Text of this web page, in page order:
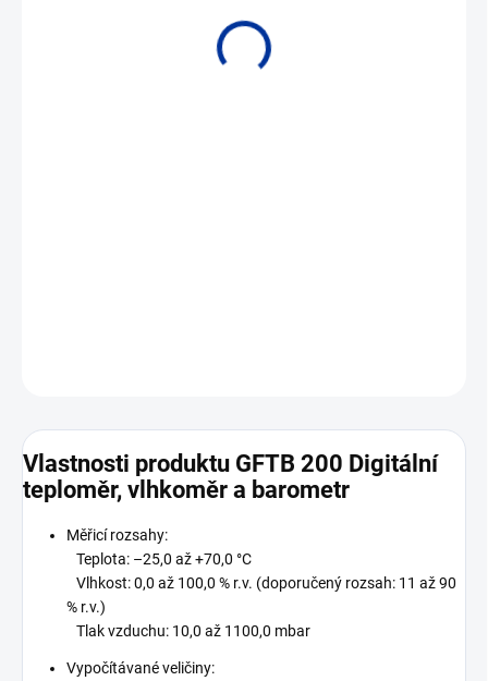
Vlastnosti produktu GFTB 200 Digitální
teploměr, vlhkoměr a barometr
Měřicí rozsahy:
Teplota: –25,0 až +70,0 °C
Vlhkost: 0,0 až 100,0 % r.v. (doporučený rozsah: 11 až 90
% r.v.)
Tlak vzduchu: 10,0 až 1100,0 mbar
Vypočítávané veličiny: